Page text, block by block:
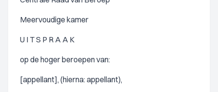
Meervoudige kamer
U I T S P R A A K
op de hoger beroepen van:
[appellant], (hierna: appellant),